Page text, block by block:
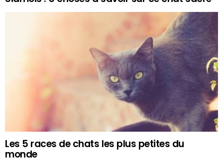
Les 5 races de chats les plus petites du
monde